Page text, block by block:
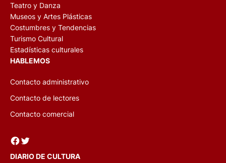
Teatro y Danza
Museos y Artes Plásticas
Costumbres y Tendencias
Turismo Cultural
Estadísticas culturales
HABLEMOS
Contacto administrativo
Contacto de lectores
Contacto comercial
Facebook Twitter
DIARIO DE CULTURA